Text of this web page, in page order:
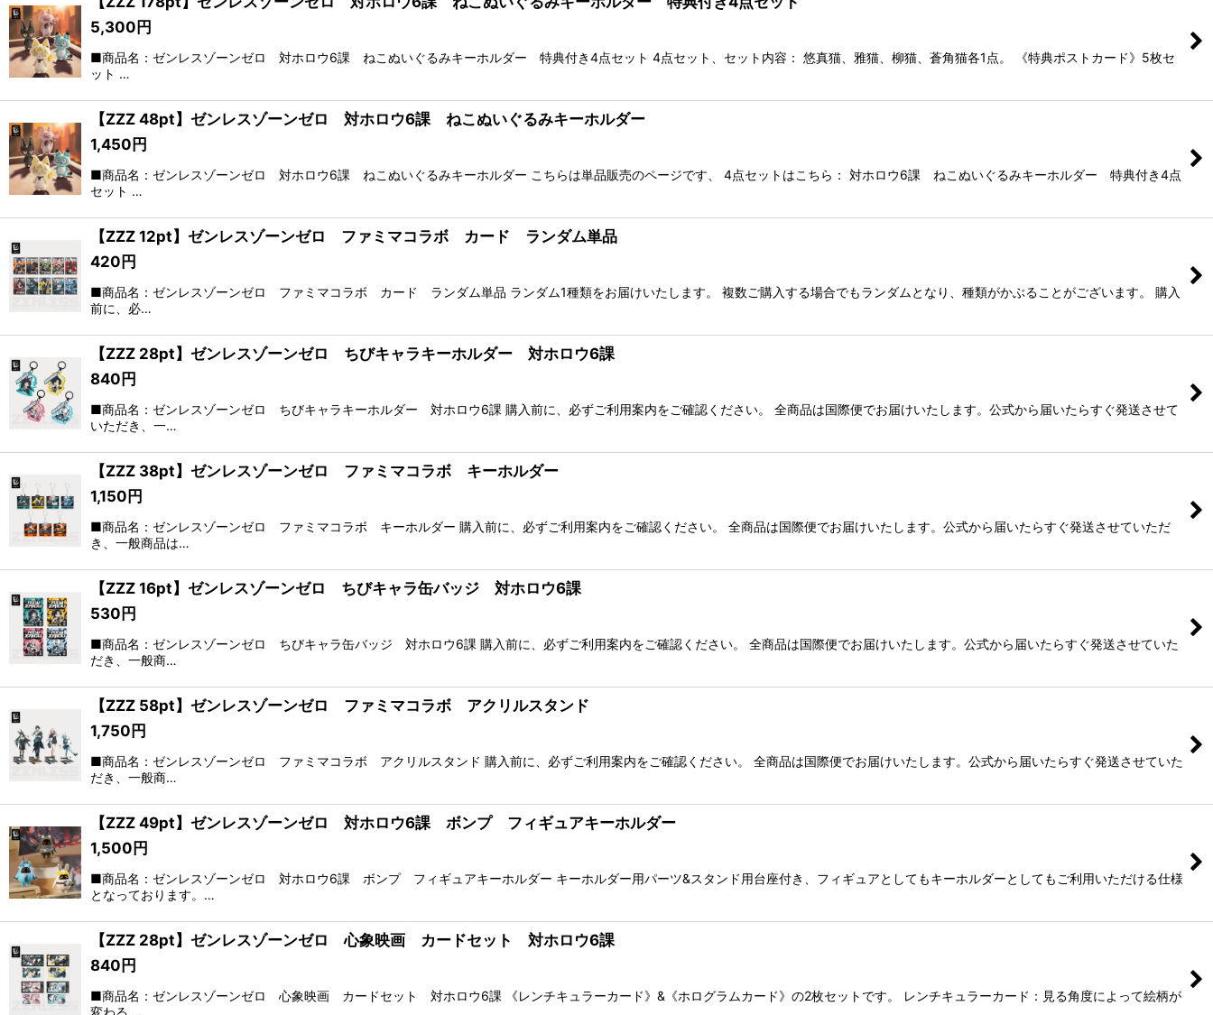
5,300円
■商品名：ゼンレスゾーンゼロ 対ホロウ6課 ねこぬいぐるみキーホルダー 特典付き4点セット 4点セット、セット内容： 悠真猫、雅猫、柳猫、蒼角猫各1点。 《特典ポストカード》5枚セ
ット …
【ZZZ 48pt】ゼンレスゾーンゼロ 対ホロウ6課 ねこぬいぐるみキーホルダー
1,450円
■商品名：ゼンレスゾーンゼロ 対ホロウ6課 ねこぬいぐるみキーホルダー こちらは単品販売のページです、 4点セットはこちら： 対ホロウ6課 ねこぬいぐるみキーホルダー 特典付き4点
セット …
【ZZZ 12pt】ゼンレスゾーンゼロ ファミマコラボ カード ランダム単品
420円
■商品名：ゼンレスゾーンゼロ ファミマコラボ カード ランダム単品 ランダム1種類をお届けいたします。 複数ご購入する場合でもランダムとなり、種類がかぶることがございます。 購入
前に、必…
【ZZZ 28pt】ゼンレスゾーンゼロ ちびキャラキーホルダー 対ホロウ6課
840円
■商品名：ゼンレスゾーンゼロ ちびキャラキーホルダー 対ホロウ6課 購入前に、必ずご利用案内をご確認ください。 全商品は国際便でお届けいたします。公式から届いたらすぐ発送させて
いただき、一…
【ZZZ 38pt】ゼンレスゾーンゼロ ファミマコラボ キーホルダー
1,150円
■商品名：ゼンレスゾーンゼロ ファミマコラボ キーホルダー 購入前に、必ずご利用案内をご確認ください。 全商品は国際便でお届けいたします。公式から届いたらすぐ発送させていただ
き、一般商品は…
【ZZZ 16pt】ゼンレスゾーンゼロ ちびキャラ缶バッジ 対ホロウ6課
530円
■商品名：ゼンレスゾーンゼロ ちびキャラ缶バッジ 対ホロウ6課 購入前に、必ずご利用案内をご確認ください。 全商品は国際便でお届けいたします。公式から届いたらすぐ発送させていた
だき、一般商…
【ZZZ 58pt】ゼンレスゾーンゼロ ファミマコラボ アクリルスタンド
1,750円
■商品名：ゼンレスゾーンゼロ ファミマコラボ アクリルスタンド 購入前に、必ずご利用案内をご確認ください。 全商品は国際便でお届けいたします。公式から届いたらすぐ発送させていた
だき、一般商…
【ZZZ 49pt】ゼンレスゾーンゼロ 対ホロウ6課 ボンプ フィギュアキーホルダー
1,500円
■商品名：ゼンレスゾーンゼロ 対ホロウ6課 ボンプ フィギュアキーホルダー キーホルダー用パーツ&スタンド用台座付き、フィギュアとしてもキーホルダーとしてもご利用いただける仕様
となっております。…
【ZZZ 28pt】ゼンレスゾーンゼロ 心象映画 カードセット 対ホロウ6課
840円
■商品名：ゼンレスゾーンゼロ 心象映画 カードセット 対ホロウ6課 《レンチキュラーカード》&《ホログラムカード》の2枚セットです。 レンチキュラーカード：見る角度によって絵柄が
変わる …